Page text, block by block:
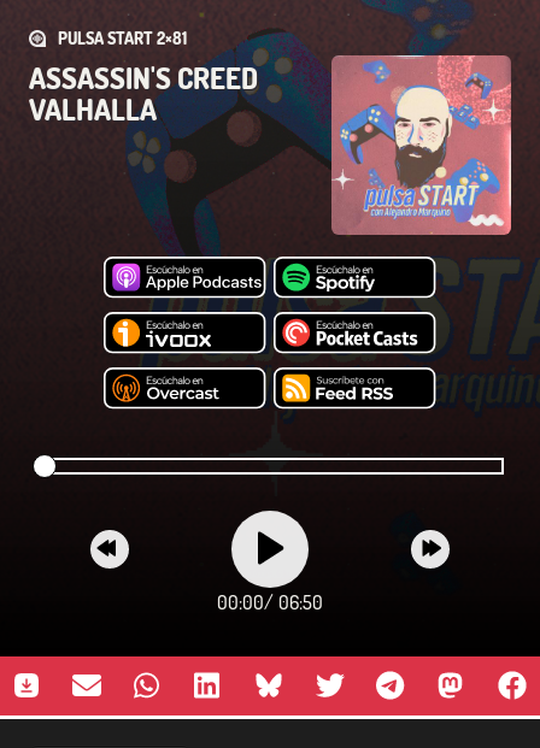
PULSA START 2×81
ASSASSIN'S CREED
VALHALLA
00:00/ 06:50